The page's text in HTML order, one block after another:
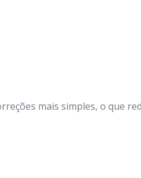
mais simples, o que